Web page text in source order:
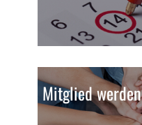
Mitglied werden